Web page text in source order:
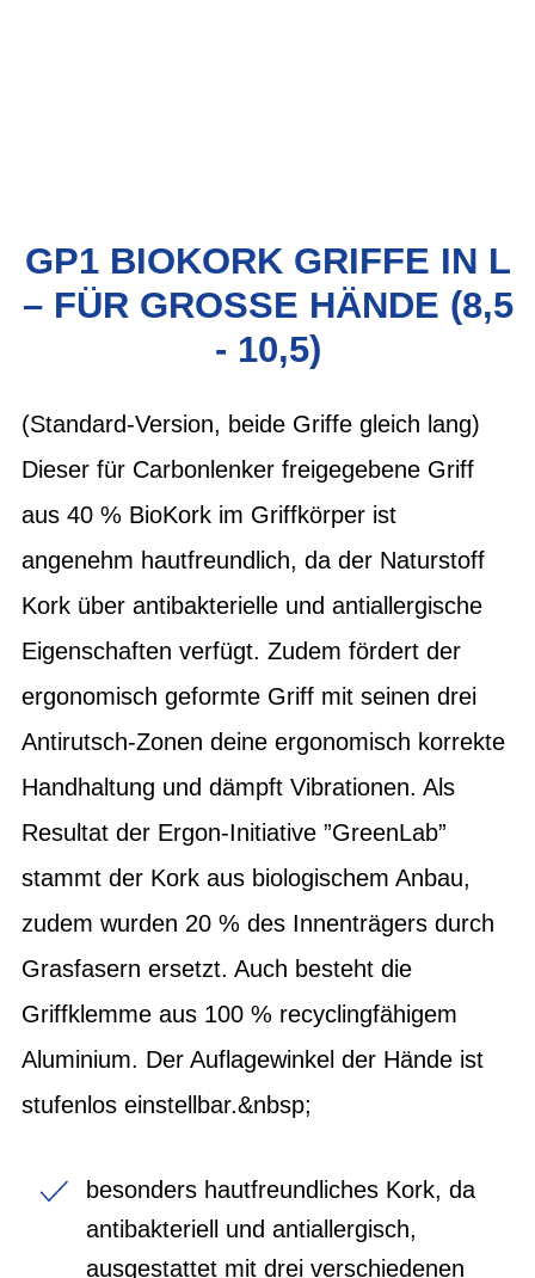
GP1 BIOKORK GRIFFE IN L
– FÜR GROSSE HÄNDE (8,5 -
10,5)
(Standard-Version, beide Griffe gleich lang)
Dieser für Carbonlenker freigegebene Griff
aus 40 % BioKork im Griffkörper ist
angenehm hautfreundlich, da der Naturstoff
Kork über antibakterielle und antiallergische
Eigenschaften verfügt. Zudem fördert der
ergonomisch geformte Griff mit seinen drei
Antirutsch-Zonen deine ergonomisch korrekte
Handhaltung und dämpft Vibrationen. Als
Resultat der Ergon-Initiative ”GreenLab”
stammt der Kork aus biologischem Anbau,
zudem wurden 20 % des Innenträgers durch
Grasfasern ersetzt. Auch besteht die
Griffklemme aus 100 % recyclingfähigem
Aluminium. Der Auflagewinkel der Hände ist
stufenlos einstellbar.&nbsp;
besonders hautfreundliches Kork, da
antibakteriell und antiallergisch,
ausgestattet mit drei verschiedenen